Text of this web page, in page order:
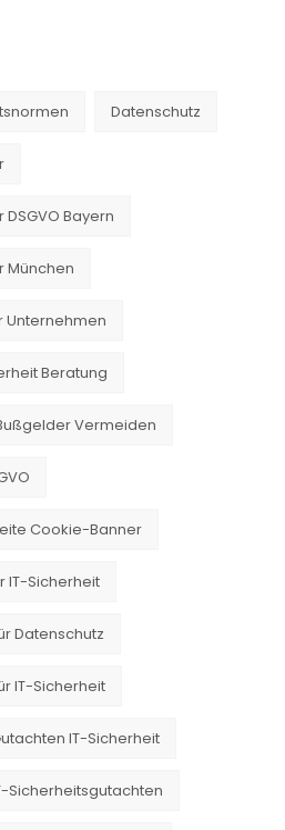
Datenschutz
Bayern
München
Unternehmen
Beratung
Vermeiden
Cookie-Banner
IT-Sicherheit
Datenschutz
IT-Sicherheit
IT-Sicherheit
Sicherheitsgutachten